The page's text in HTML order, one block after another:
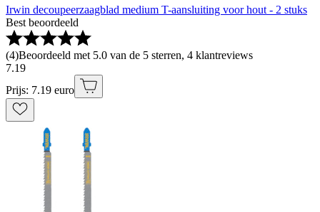
Irwin decoupeerzaagblad medium T-aansluiting voor hout - 2 stuks
Best beoordeeld
(4)Beoordeeld met 5.0 van de 5 sterren, 4 klantreviews
7.19
Prijs: 7.19 euro